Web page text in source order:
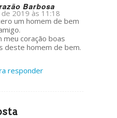
Barbosa
2019 às 11:18
um homem de bem
meu coração boas
deste homem de bem.
responder